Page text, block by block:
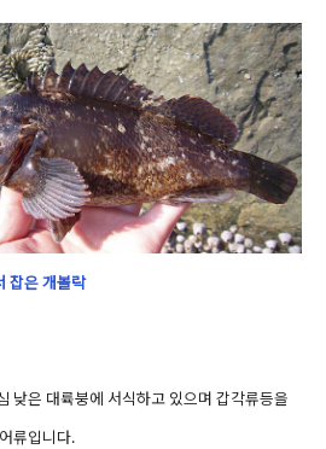
잡은 개볼락
낮은 대륙붕에 서식하고 있으며 갑각류등을
류입니다.